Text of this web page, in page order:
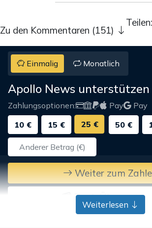
Teilen:
Zu den Kommentaren (151)
Einmalig Monatlich
Apollo News unterstützen
Zahlungsoptionen: Pay
Pay
10 €
15 € 25 € 50 €
Weiter zum
Bank-Überweisung
Weiterlesen